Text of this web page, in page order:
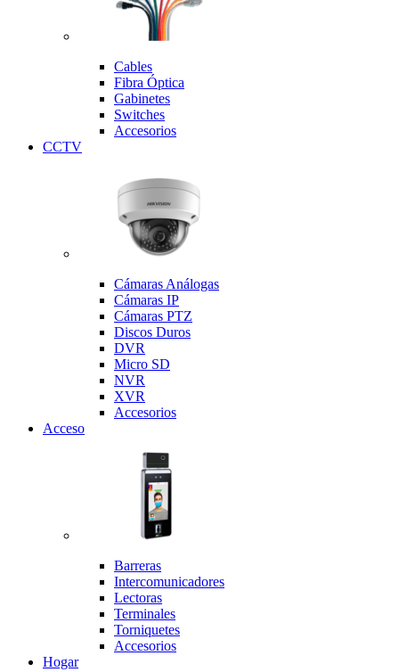
Cables
Fibra Óptica
Gabinetes
Switches
Accesorios
CCTV
Cámaras Análogas
Cámaras IP
Cámaras PTZ
Discos Duros
DVR
Micro SD
NVR
XVR
Accesorios
Acceso
Barreras
Intercomunicadores
Lectoras
Terminales
Torniquetes
Accesorios
Hogar